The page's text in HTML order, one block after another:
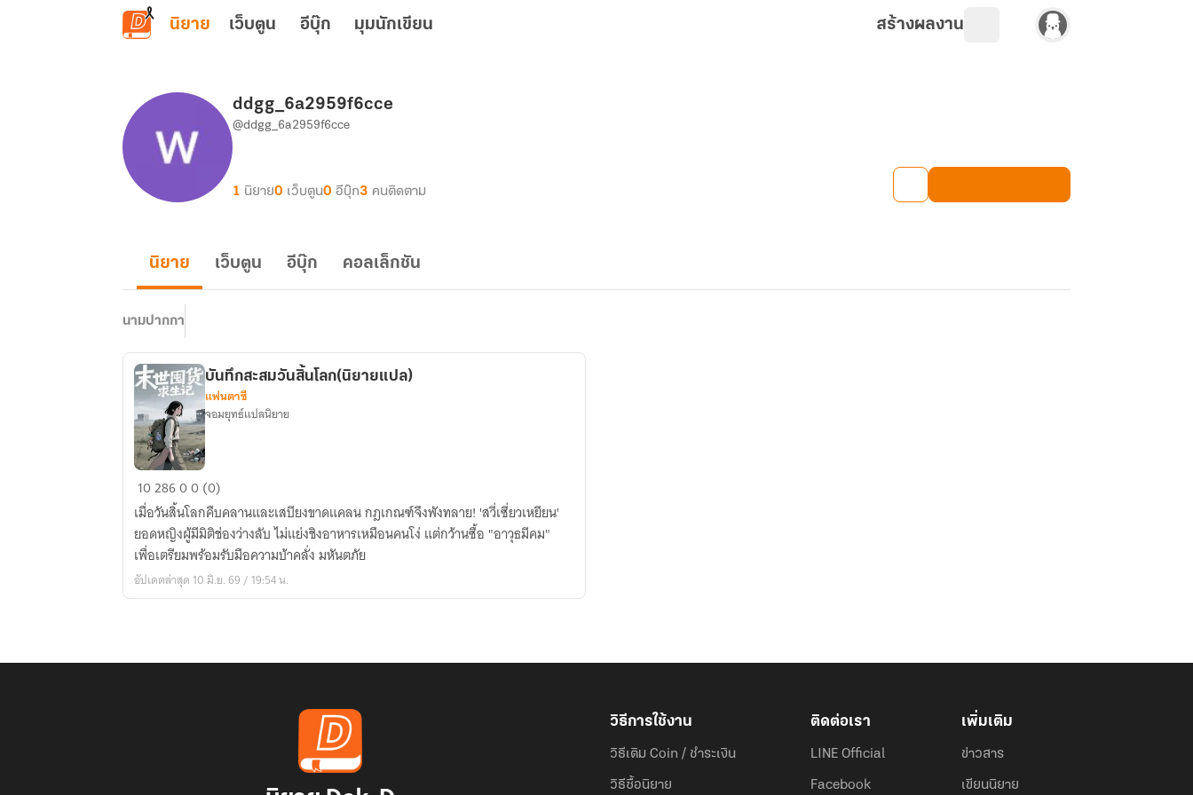
ข้ามไปยังเนื้อหาหลัก
นิยาย เว็บตูน อีบุ๊ก มุมนักเขียน สร้างผลงาน
ddgg_6a2959f6cce
@ddgg_6a2959f6cce
1 นิยาย0 เว็บตูน0 อีบุ๊ก3 คนติดตาม
นิยาย เว็บตูน อีบุ๊ก คอลเล็กชัน
นามปากกา
บันทึก
สะสม
วัน
สิ้น
โลก(นิยาย
แปล)
บันทึกสะสมวันสิ้นโลก(นิยายแปล)
แฟนตาซี
จอมยุทธ์แปลนิยาย
1028600 (0)
เมื่อวันสิ้นโลกคืบคลานและเสบียงขาดแคลน กฎเกณฑ์จึงพังทลาย! 'สวี่เซี่ยวเหยียน'
ยอดหญิงผู้มีมิติช่องว่างลับ ไม่แย่งชิงอาหารเหมือนคนโง่ แต่กว้านซื้อ "อาวุธมีคม"
เพื่อเตรียมพร้อมรับมือความบ้าคลั่ง มหันตภัย
อัปเดตล่าสุด 10 มิ.ย. 69 / 19:54 น.
วิธีการใช้งาน
วิธีเติม Coin / ชำระเงิน
วิธีซื้อนิยาย
ติดต่อเรา
LINE Official
Facebook
เพิ่มเติม
ข่าวสาร
เขียนนิยาย